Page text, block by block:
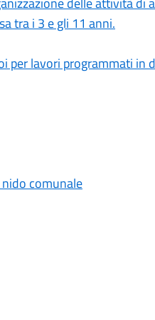
tra i 3 e gli 11 anni.
per lavori programmati in
comunale